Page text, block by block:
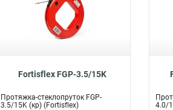
Fortisflex FGP-3.5/15K
Протяжка-стеклопруток FGP-
3.5/15K (кр) (Fortisflex)
4.0/